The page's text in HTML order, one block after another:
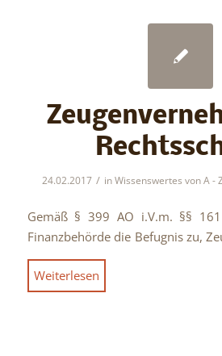
24.02.2017 / inWissenswertes von A -
Gemäß § 399 AO i.V.m. §§
Finanzbehörde die Befugnis zu,
Weiterlesen